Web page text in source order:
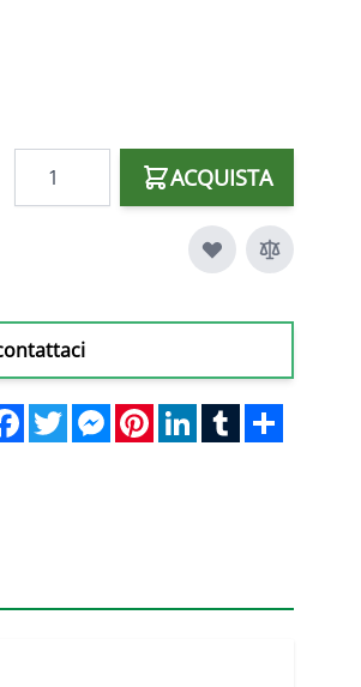
ACQUISTA
FacebookTwitterMessengerPinterestLinkedInTumblr